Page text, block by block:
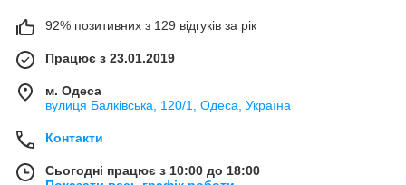
92% позитивних з 129 відгуків за рік
Працює з 23.01.2019
м. Одеса
вулиця Балківська, 120/1, Одеса, Україна
Контакти
Сьогодні працює з 10:00 до 18:00